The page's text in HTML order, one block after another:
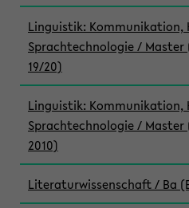
Linguistik: Kommunikation,
Sprachtechnologie / Master
19/20)
Linguistik: Kommunikation,
Sprachtechnologie / Master
2010)
Literaturwissenschaft / Ba